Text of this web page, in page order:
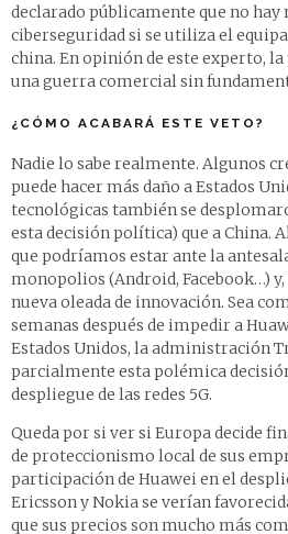
declarado públicamente que no hay
ciberseguridad si se utiliza el
china. En opinión de este experto,
una guerra comercial sin
¿CÓMO ACABARÁ ESTE VETO?
Nadie lo sabe realmente. Algunos
puede hacer más daño a Estados
tecnológicas también se
esta decisión política) que a China.
que podríamos estar ante la
monopolios (Android, Facebook…)
nueva oleada de innovación. Sea
semanas después de impedir a
Estados Unidos, la administración
parcialmente esta polémica
despliegue de las redes 5G.
Queda por si ver si Europa decide
de proteccionismo local de sus
participación de Huawei en el
Ericsson y Nokia se verían
que sus precios son mucho más